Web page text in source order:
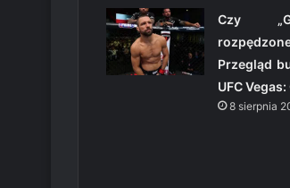
Czy
Przegląd
UFC
8 sierpnia